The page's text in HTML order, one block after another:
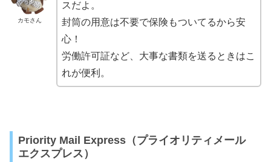
カモさん
スだよ。
封筒の用意は不要で保険もついてるから安
心！
労働許可証など、大事な書類を送るときはこ
れが便利。
Priority Mail Express（プライオリティメール
エクスプレス）